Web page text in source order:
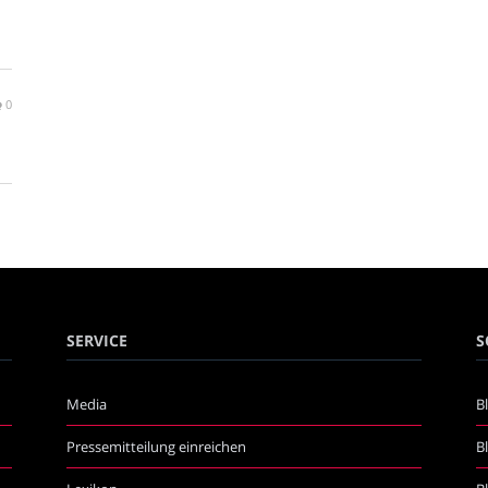
0
SERVICE
Media
Pressemitteilung einreichen